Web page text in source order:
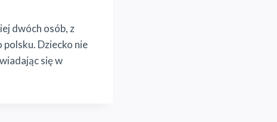
dwóch osób, z
Dziecko nie
się w